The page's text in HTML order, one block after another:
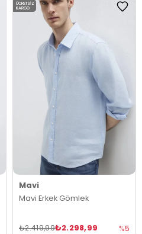
Mavi
Mavi Erkek Gömlek
₺2.298,99
₺2.419,99 %5
ÜCRETSIZ
KARGO